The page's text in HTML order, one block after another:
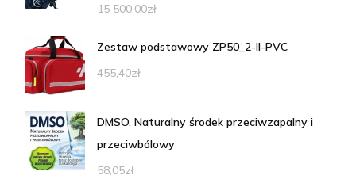
15 500,00zł
Zestaw podstawowy ZP50_2-II-PVC
455,40zł
DMSO. Naturalny środek przeciwzapalny i
przeciwbólowy
58,05zł